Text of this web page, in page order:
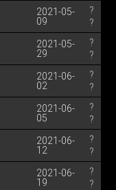
2021-05-
09
?
?
2021-05-
29
?
?
2021-06-
02
?
?
2021-06-
05
?
?
2021-06-
12
?
?
2021-06-
19
?
?